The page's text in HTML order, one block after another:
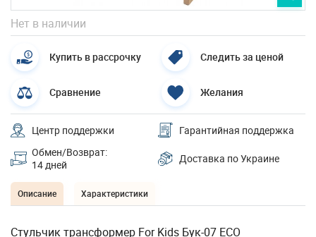
Нет в наличии
Купить в рассрочку Следить за ценой
Сравнение Желания
Центр поддержки
Гарантийная поддержка
Обмен/Возврат:
14 дней
Доставка по Украине
Описание Характеристики
Стульчик трансформер For Kids Бук-07 ЕСО